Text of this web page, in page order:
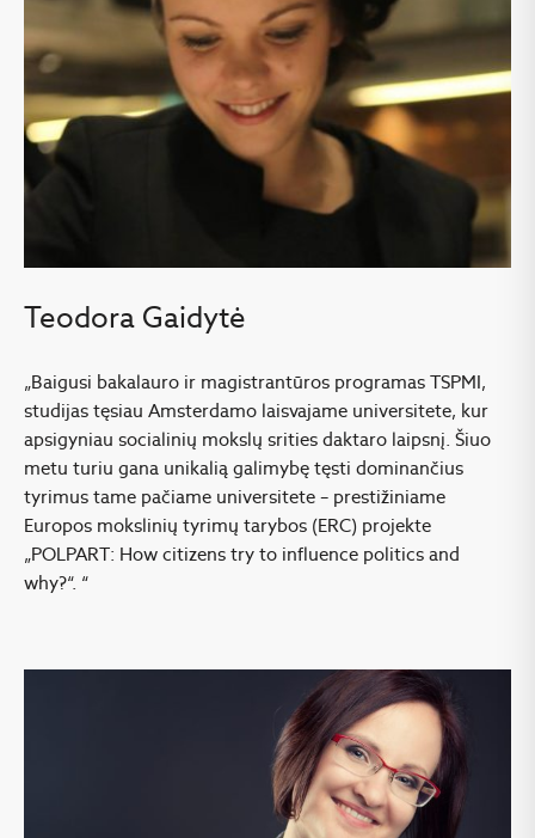
Teodora Gaidytė
„Baigusi bakalauro ir magistrantūros programas TSPMI,
studijas tęsiau Amsterdamo laisvajame universitete, kur
apsigyniau socialinių mokslų srities daktaro laipsnį. Šiuo
metu turiu gana unikalią galimybę tęsti dominančius
tyrimus tame pačiame universitete – prestižiniame
Europos mokslinių tyrimų tarybos (ERC) projekte
„POLPART: How citizens try to influence politics and
why?“. “